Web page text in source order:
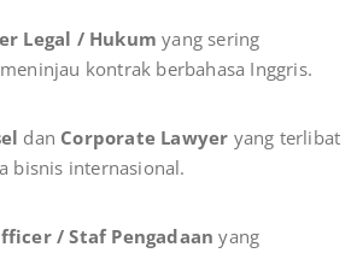
Legal / Hukum yang sering
kontrak berbahasa Inggris.
dan Corporate Lawyer yang terlibat
bisnis internasional.
/ Staf Pengadaan yang